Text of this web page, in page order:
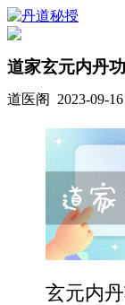
道家玄元内丹
道医阁 2023-09-16
玄元内